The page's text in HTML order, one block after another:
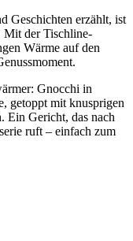
Geschichten erzählt, ist
Mit der Tischline-
Wärme auf den
Gnocchi in
getoppt mit knusprigen
Ein Gericht, das nach
ruft – einfach zum